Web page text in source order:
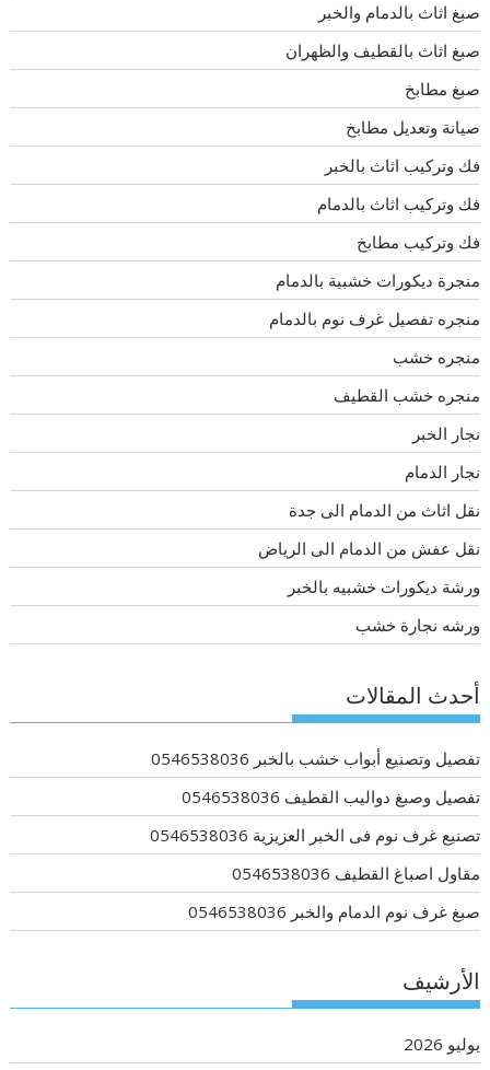
صبغ اثاث بالدمام والخبر
صبغ اثاث بالقطيف والظهران
صبغ مطابخ
صيانة وتعديل مطابخ
فك وتركيب اثاث بالخبر
فك وتركيب اثاث بالدمام
فك وتركيب مطابخ
منجرة ديكورات خشبية بالدمام
منجره تفصيل غرف نوم بالدمام
منجره خشب
منجره خشب القطيف
نجار الخبر
نجار الدمام
نقل اثاث من الدمام الى جدة
نقل عفش من الدمام الى الرياض
ورشة ديكورات خشبيه بالخبر
ورشه نجارة خشب
أحدث المقالات
تفصيل وتصنيع أبواب خشب بالخبر 0546538036
تفصيل وصبغ دواليب القطيف 0546538036
تصنيع غرف نوم فى الخبر العزيزية 0546538036
مقاول اصباغ القطيف 0546538036
صبغ غرف نوم الدمام والخبر 0546538036
الأرشيف
يوليو 2026